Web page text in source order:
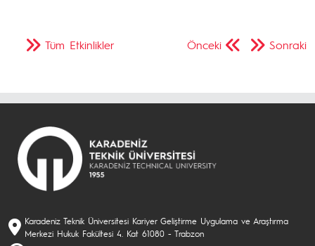
Önceki Sonraki
Tüm Etkinlikler
Karadeniz Teknik Üniversitesi Kariyer Geliştirme Uygulama ve Araştırma
Merkezi Hukuk Fakültesi 4. Kat 61080 - Trabzon